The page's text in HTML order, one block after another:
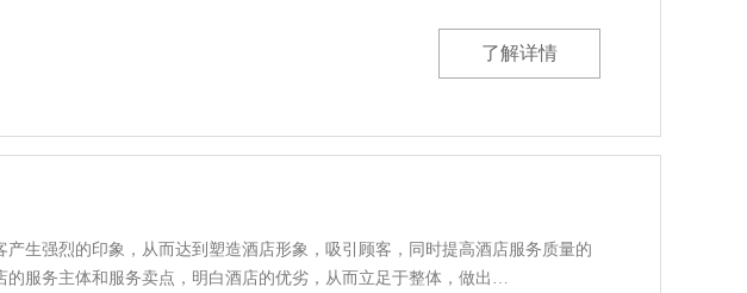
了解详情
生强烈的印象，从而达到塑造酒店形象，吸引顾客，同时提高酒店服务质量的
服务主体和服务卖点，明白酒店的优劣，从而立足于整体，做出…